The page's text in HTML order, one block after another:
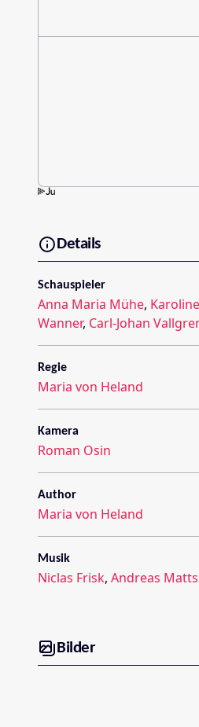
Details
Schauspieler
Anna Maria Mühe,
Wanner, Carl-Johan
Regie
Maria von Heland
Kamera
Roman Osin
Author
Maria von Heland
Musik
Niclas Frisk, Andreas
Bilder